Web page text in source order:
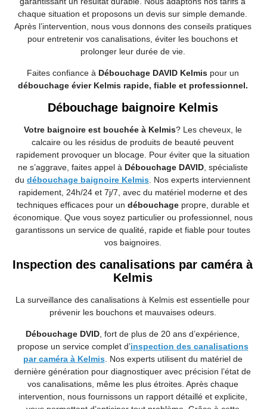
chaque situation et proposons un devis sur simple demande.
Après l’intervention, nous vous donnons des conseils pratiques
pour entretenir vos canalisations, éviter les bouchons et
prolonger leur durée de vie.
Faites confiance à Débouchage DAVID Kelmis pour un
débouchage évier Kelmis rapide, fiable et professionnel.
Débouchage baignoire Kelmis
Votre baignoire est bouchée à Kelmis? Les cheveux, le
calcaire ou les résidus de produits de beauté peuvent
rapidement provoquer un blocage. Pour éviter que la situation
ne s’aggrave, faites appel à Débouchage DAVID, spécialiste
du débouchage baignoire Kelmis . Nos experts interviennent
rapidement, 24h/24 et 7j/7, avec du matériel moderne et des
techniques efficaces pour un débouchagepropre, durable et
économique. Que vous soyez particulier ou professionnel, nous
garantissons un service de qualité, rapide et fiable pour toutes
vos baignoires.
Inspection des canalisations par caméra à
Kelmis
La surveillance des canalisations à Kelmis est essentielle pour
prévenir les bouchons et mauvaises odeurs.
Débouchage DVID , fort de plus de 20 ans d’expérience,
propose un service complet d’inspection des canalisations
par caméra à Kelmis. Nos experts utilisent du matériel de
dernière génération pour diagnostiquer avec précision l’état de
vos canalisations, même les plus étroites. Après chaque
intervention, nous fournissons un rapport détaillé et explicite,